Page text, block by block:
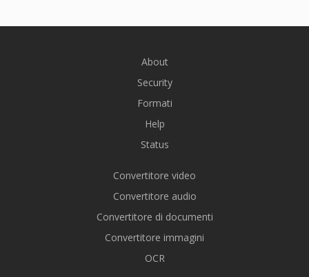
About
Security
Formati
Help
Status
Convertitore video
Convertitore audio
Convertitore di documenti
Convertitore immagini
OCR